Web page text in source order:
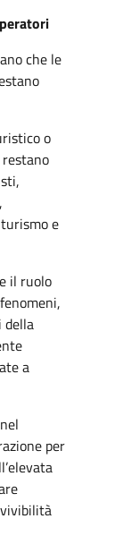
che le
o
e
il ruolo
della
a
per